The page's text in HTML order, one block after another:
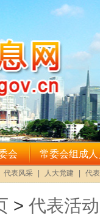
> 代表活动